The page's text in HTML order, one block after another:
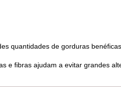
quantidades de gorduras
e fibras ajudam a evitar grandes